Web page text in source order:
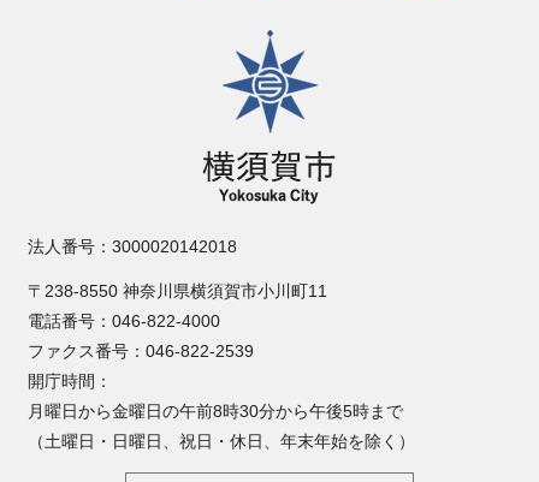
横須賀市
法人番号：3000020142018
〒238-8550 神奈川県横須賀市小川町11
電話番号：046-822-4000
ファクス番号：046-822-2539
開庁時間：
月曜日から金曜日の午前8時30分から午後5時まで
（土曜日・日曜日、祝日・休日、年末年始を除く）